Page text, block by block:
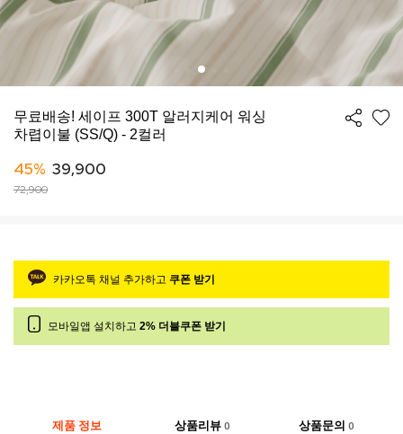
무료배송! 세이프 300T 알러지케어 워싱
차렵이불 (SS/Q) - 2컬러
45% 39,900
72,900
카카오톡 채널 추가하고 쿠폰 받기
모바일앱 설치하고 2% 더블쿠폰 받기
제품 정보 상품리뷰 0 상품문의0